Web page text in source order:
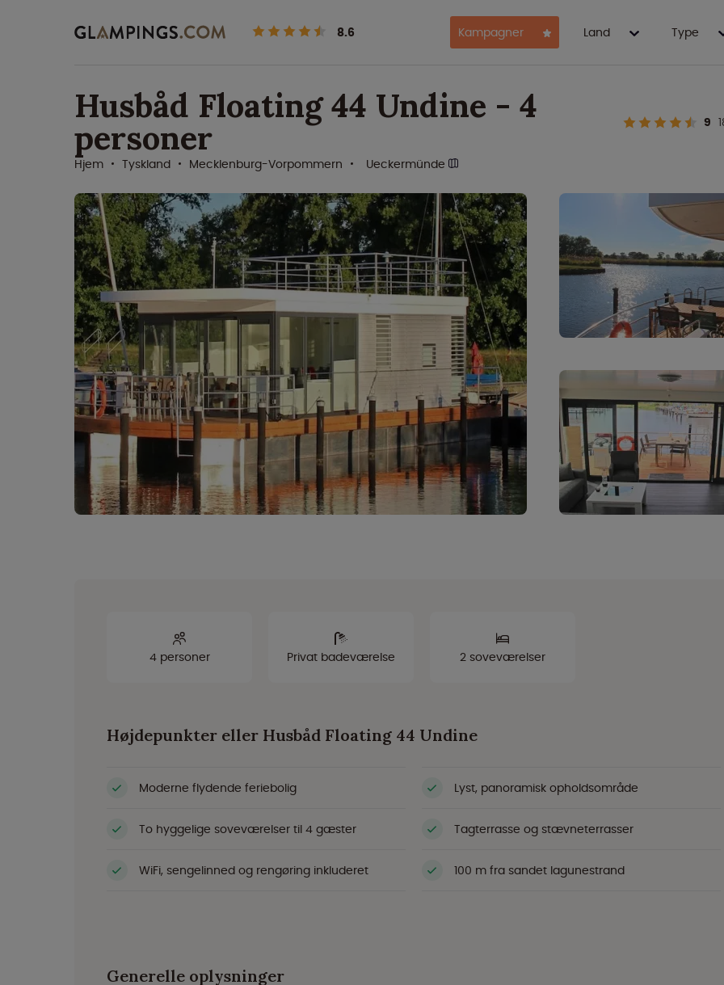
8.6 Kampagner Land Type
Husbåd Floating 44 Undine - 4
personer 9
Hjem Tyskland Mecklenburg-Vorpommern Ueckermünde
4 personer Privat badeværelse 2 soveværelser
Højdepunkter eller Husbåd Floating 44 Undine
Moderne flydende feriebolig Lyst, panoramisk opholdsområde
To hyggelige soveværelser til 4 gæster Tagterrasse og stævneterrasser
WiFi, sengelinned og rengøring inkluderet 100 m fra sandet lagunestrand
Generelle oplysninger